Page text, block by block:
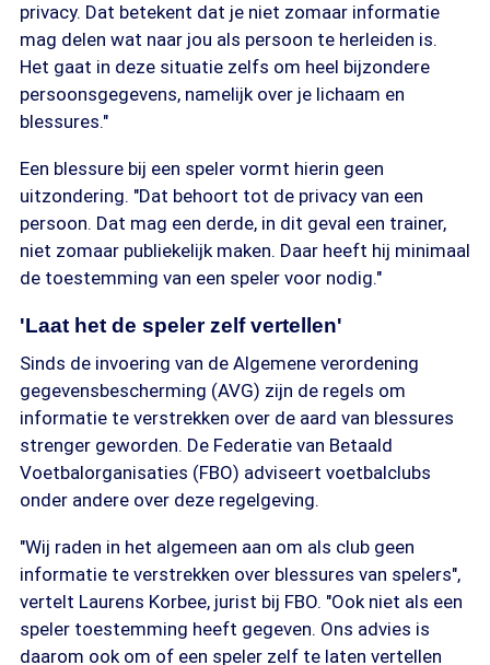
privacy. Dat betekent dat je niet zomaar informatie
mag delen wat naar jou als persoon te herleiden is.
Het gaat in deze situatie zelfs om heel bijzondere
persoonsgegevens, namelijk over je lichaam en
blessures."
Een blessure bij een speler vormt hierin geen
uitzondering. "Dat behoort tot de privacy van een
persoon. Dat mag een derde, in dit geval een trainer,
niet zomaar publiekelijk maken. Daar heeft hij minimaal
de toestemming van een speler voor nodig."
'Laat het de speler zelf vertellen'
Sinds de invoering van de Algemene verordening
gegevensbescherming (AVG) zijn de regels om
informatie te verstrekken over de aard van blessures
strenger geworden. De Federatie van Betaald
Voetbalorganisaties (FBO) adviseert voetbalclubs
onder andere over deze regelgeving.
"Wij raden in het algemeen aan om als club geen
informatie te verstrekken over blessures van spelers",
vertelt Laurens Korbee, jurist bij FBO. "Ook niet als een
speler toestemming heeft gegeven. Ons advies is
daarom ook om of een speler zelf te laten vertellen